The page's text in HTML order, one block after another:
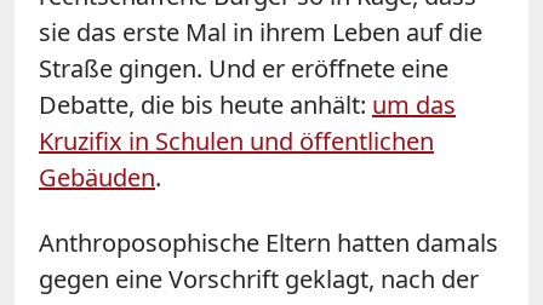
sie das erste Mal in ihrem Leben auf die
Straße gingen. Und er eröffnete eine
Debatte, die bis heute anhält: um das
Kruzifix in Schulen und öffentlichen
Gebäuden.
Anthroposophische Eltern hatten damals
gegen eine Vorschrift geklagt, nach der